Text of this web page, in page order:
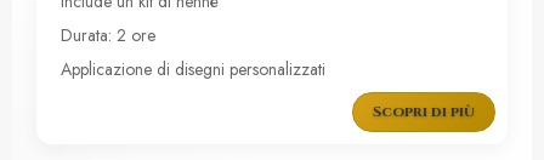
Durata: 2 ore
Applicazione di disegni personalizzati
Scopri di più